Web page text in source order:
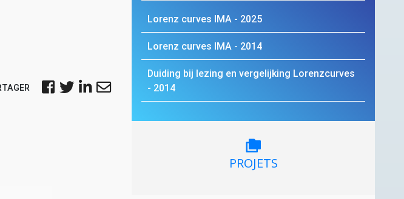
Lorenz curves IMA - 2025
Lorenz curves IMA - 2014
Duiding bij lezing en vergelijking Lorenzcurves
- 2014
PROJETS